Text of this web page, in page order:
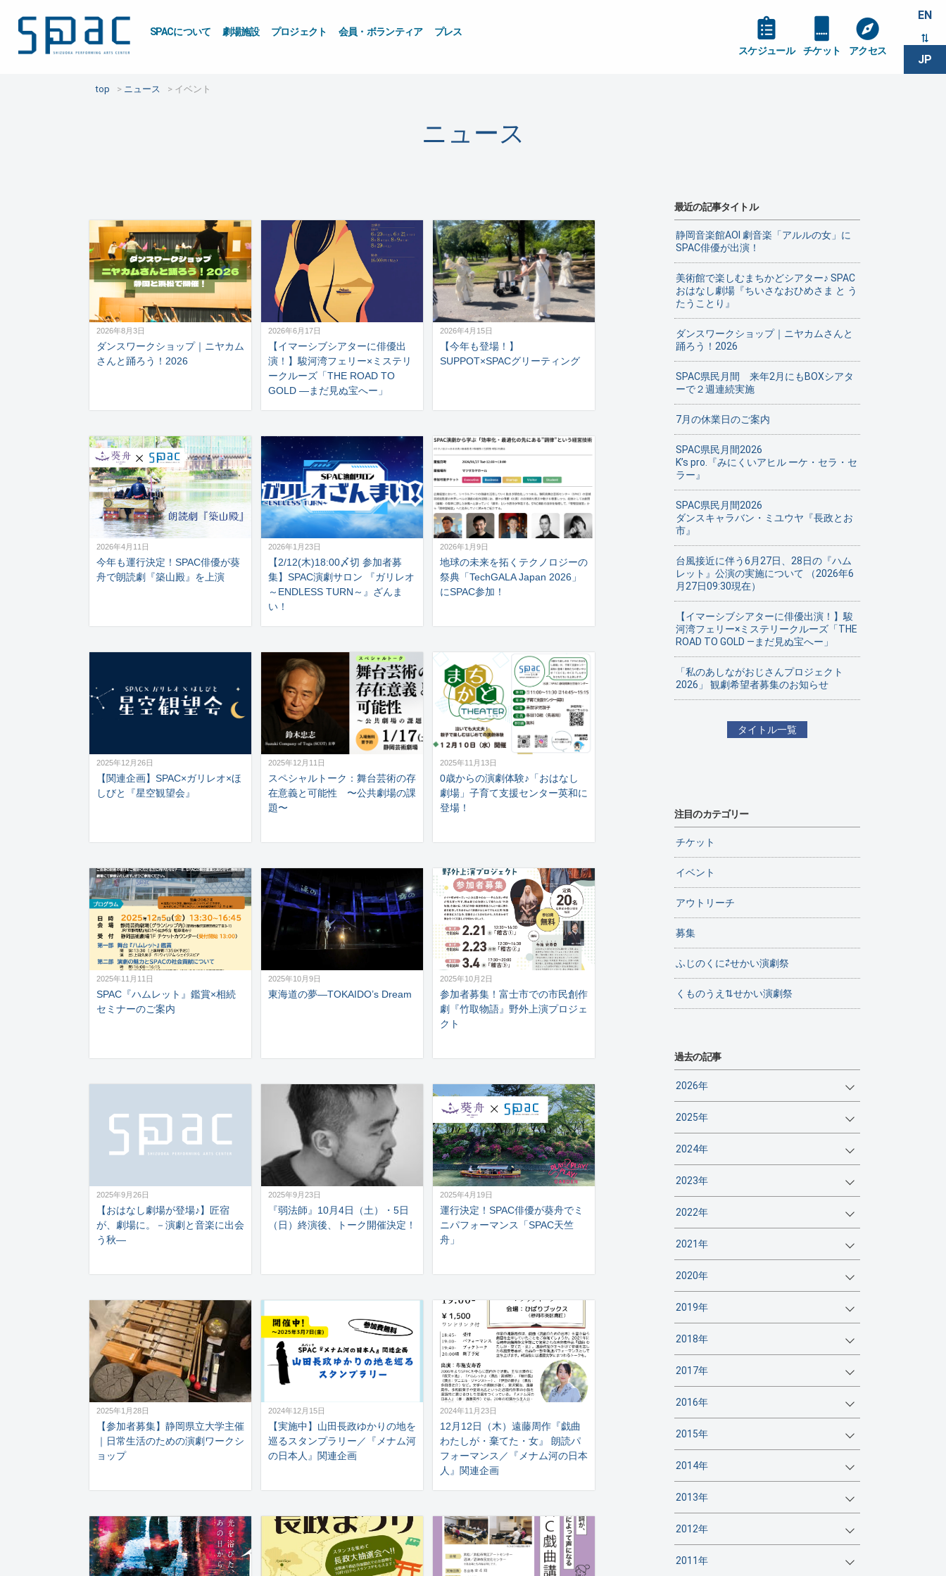
SPACについて 劇場施設 プロジェクト 会員・ボランティア プレス
EN
JP
スケジュール チケット アクセス
top ニュース イベント
ニュース
2026年8月3日
ダンスワークショップ｜ニヤカム
さんと踊ろう！2026
2026年6月17日
【イマーシブシアターに俳優出
演！】駿河湾フェリー×ミステリ
ークルーズ「THE ROAD TO
GOLD ―まだ見ぬ宝へー」
2026年4月15日
【今年も登場！】
SUPPOT×SPACグリーティング
2026年4月11日
今年も運行決定！SPAC俳優が葵
舟で朗読劇『築山殿』を上演
2026年1月23日
【2/12(木)18:00〆切 参加者募
集】SPAC演劇サロン 『ガリレオ
～ENDLESS TURN～』ざんま
い！
2026年1月9日
地球の未来を拓くテクノロジーの
祭典「TechGALA Japan 2026」
にSPAC参加！
2025年12月26日
【関連企画】SPAC×ガリレオ×ほ
しびと『星空観望会』
2025年12月11日
スペシャルトーク：舞台芸術の存
在意義と可能性 〜公共劇場の課
題〜
2025年11月13日
0歳からの演劇体験♪「おはなし
劇場」子育て支援センター英和に
登場！
2025年11月11日
SPAC『ハムレット』鑑賞×相続
セミナーのご案内
2025年10月9日
東海道の夢―TOKAIDO’s Dream
2025年10月2日
参加者募集！富士市での市民創作
劇『竹取物語』野外上演プロジェ
クト
2025年9月26日
【おはなし劇場が登場♪】匠宿
が、劇場に。－演劇と音楽に出会
う秋―
2025年9月23日
『弱法師』10月4日（土）・5日
（日）終演後、トーク開催決定！
2025年4月19日
運行決定！SPAC俳優が葵舟でミ
ニパフォーマンス「SPAC天竺
舟」
2025年1月28日
【参加者募集】静岡県立大学主催
｜日常生活のための演劇ワークシ
ョップ
2024年12月15日
【実施中】山田長政ゆかりの地を
巡るスタンプラリー／『メナム河
の日本人』関連企画
2024年11月23日
12月12日（木）遠藤周作『戯曲
わたしが・棄てた・女』 朗読パ
フォーマンス／『メナム河の日本
人』関連企画
最近の記事タイトル
静岡音楽館AOI 劇音楽「アルルの女」に
SPAC俳優が出演！
美術館で楽しむまちかどシアター♪ SPAC
おはなし劇場『ちいさなおひめさま と う
たうことり』
ダンスワークショップ｜ニヤカムさんと
踊ろう！2026
SPAC県民月間 来年2月にもBOXシアタ
ーで２週連続実施
7月の休業日のご案内
SPAC県民月間2026
K’s pro.『みにくいアヒル ーケ・セラ・セ
ラー』
SPAC県民月間2026
ダンスキャラバン・ミユウヤ『長政とお
市』
台風接近に伴う6月27日、28日の『ハム
レット』公演の実施について （2026年6
月27日09:30現在）
【イマーシブシアターに俳優出演！】駿
河湾フェリー×ミステリークルーズ「THE
ROAD TO GOLD ―まだ見ぬ宝へー」
「私のあしながおじさんプロジェクト
2026」 観劇希望者募集のお知らせ
タイトル一覧
注目のカテゴリー
チケット
イベント
アウトリーチ
募集
ふじのくに⇄せかい演劇祭
くものうえ⇅せかい演劇祭
過去の記事
2026年
2025年
2024年
2023年
2022年
2021年
2020年
2019年
2018年
2017年
2016年
2015年
2014年
2013年
2012年
2011年